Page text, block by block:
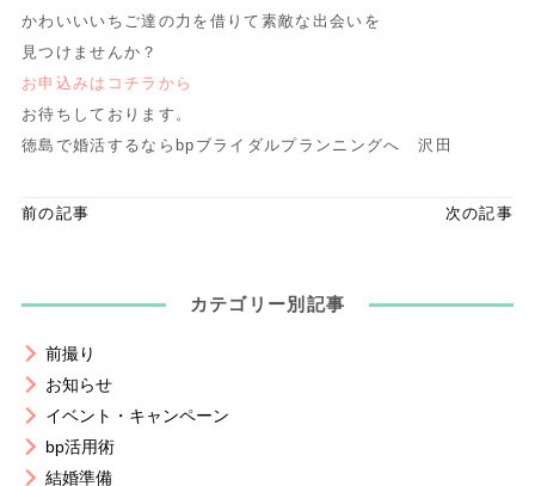
かわいいいちご達の力を借りて素敵な出会いを
見つけませんか？
お申込みはコチラから
お待ちしております。
徳島で婚活するならbpブライダルプランニングへ 沢田
前の記事 次の記事
カテゴリー別記事
前撮り
お知らせ
イベント・キャンペーン
bp活用術
結婚準備